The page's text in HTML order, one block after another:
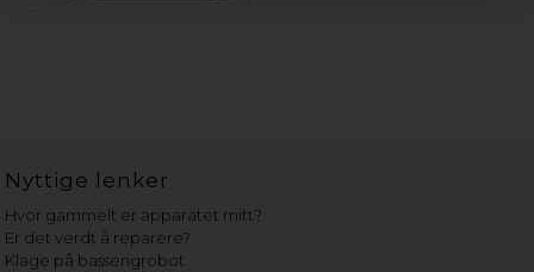
Nyttige lenker
Hvor gammelt er apparatet mitt?
Er det verdt å reparere?
Klage på bassengrobot